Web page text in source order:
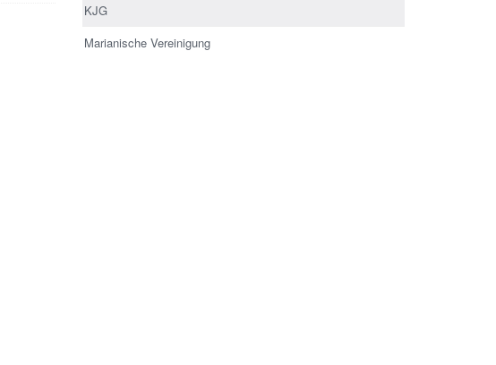
KJG
Marianische Vereinigung